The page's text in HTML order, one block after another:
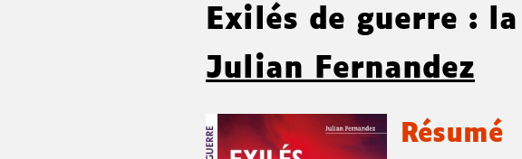
Exilés de guerre :
Julian Fernandez
Résumé